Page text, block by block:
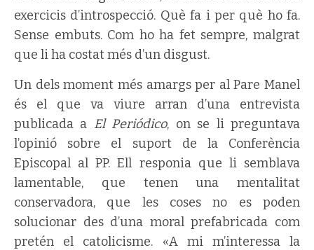
exercicis d’introspecció. Què fa i per què ho fa.
Sense embuts. Com ho ha fet sempre, malgrat
que li ha costat més d’un disgust.
Un dels moment més amargs per al Pare Manel
és el que va viure arran d’una entrevista
publicada a El Periódico, on se li preguntava
l’opinió sobre el suport de la Conferència
Episcopal al PP. Ell responia que li semblava
lamentable, que tenen una mentalitat
conservadora, que les coses no es poden
solucionar des d’una moral prefabricada com
pretén el catolicisme. «A mi m’interessa la